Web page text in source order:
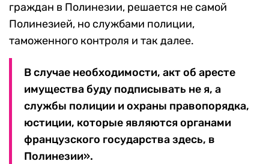
граждан в Полинезии, решается не самой
Полинезией, но службами полиции,
таможенного контроля и так далее.
В случае необходимости, акт об аресте
имущества буду подписывать не я, а
службы полиции и охраны правопорядка,
юстиции, которые являются органами
французского государства здесь, в
Полинезии».